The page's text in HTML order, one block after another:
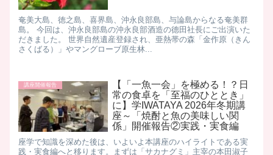
奄美大島、徳之島、喜界島、沖永良部島、与論島からなる奄美群
島。 今回は、沖永良部島の沖永良部酒造の德田社長にご出演いた
だきました。 世界自然遺産登録され、亜熱帯の森「金作原（きん
さくばる）」やマングローブ原生林...
講座開催報告
【「一魚一会」を極める！？日
常の食卓を「至福のひととき」
に】学IWATAYA 2026年冬期講
座～「焼酎と魚の美味しい関
係」開催報告②実践・実食編
座学で知識を深めた後は、いよいよ本講座のハイライトである実
践・実食編へと移ります。 ​まずは「サカナグミ」主宰の本田淑子